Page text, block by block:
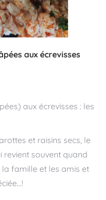
aux écrevisses
aux écrevisses : les
et raisins secs, le
revient souvent quand
famille et les amis et